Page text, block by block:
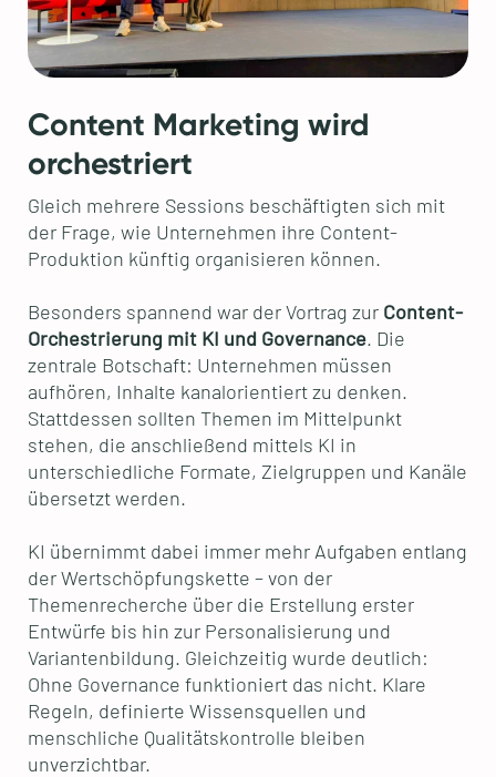
Content Marketing wird
orchestriert
Gleich mehrere Sessions beschäftigten sich mit
der Frage, wie Unternehmen ihre Content-
Produktion künftig organisieren können.
Besonders spannend war der Vortrag zur Content-
Orchestrierung mit KI und Governance. Die
zentrale Botschaft: Unternehmen müssen
aufhören, Inhalte kanalorientiert zu denken.
Stattdessen sollten Themen im Mittelpunkt
stehen, die anschließend mittels KI in
unterschiedliche Formate, Zielgruppen und Kanäle
übersetzt werden.
KI übernimmt dabei immer mehr Aufgaben entlang
der Wertschöpfungskette – von der
Themenrecherche über die Erstellung erster
Entwürfe bis hin zur Personalisierung und
Variantenbildung. Gleichzeitig wurde deutlich:
Ohne Governance funktioniert das nicht. Klare
Regeln, definierte Wissensquellen und
menschliche Qualitätskontrolle bleiben
unverzichtbar.